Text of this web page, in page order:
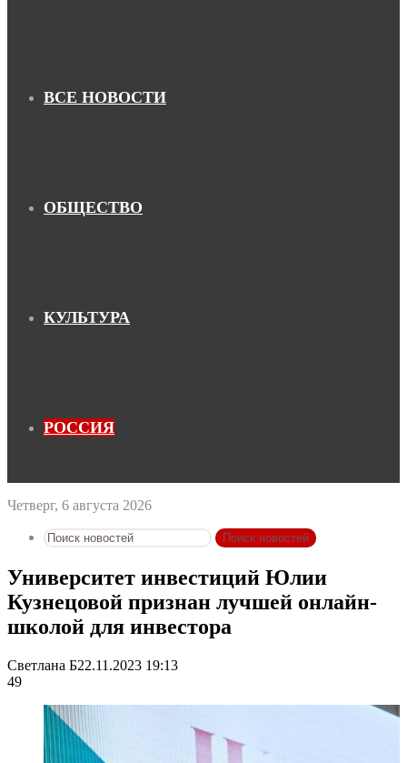
ВСЕ НОВОСТИ
ОБЩЕСТВО
КУЛЬТУРА
РОССИЯ
Четверг, 6 августа 2026
Поиск новостей
Университет инвестиций Юлии
Кузнецовой признан лучшей онлайн-
школой для инвестора
Светлана Б22.11.2023 19:13
49